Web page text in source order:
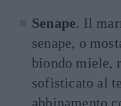
Senape. Il
senape, o
biondo miele,
sofisticato al
abbinamento